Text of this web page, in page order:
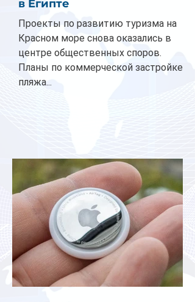
в Египте
Проекты по развитию туризма на
Красном море снова оказались в
центре общественных споров.
Планы по коммерческой застройке
пляжа...